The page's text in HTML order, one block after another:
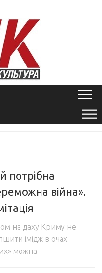
потрібна
війна».
на даху Криму не
імідж в очах
можна